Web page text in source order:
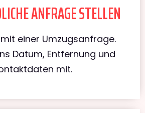
ANFRAGE STELLEN
einer Umzugsanfrage.
Datum, Entfernung und
mit.